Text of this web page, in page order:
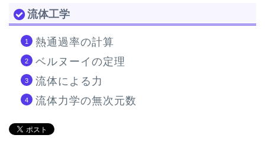
流体工学
熱通過率の計算
ベルヌーイの定理
流体による力
流体力学の無次元数